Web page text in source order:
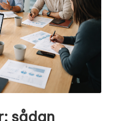
sådan